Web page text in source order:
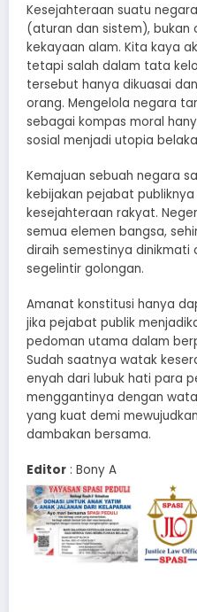
​Kesejahteraan suatu
(aturan dan sistem),
kekayaan alam. Kita kaya
tetapi salah dalam tata
tersebut hanya dikuasai
orang. Mengelola negara
sebagai kompas moral
sosial menjadi utopia
​Kemajuan sebuah negara
kebijakan pejabat
kesejahteraan rakyat.
semua elemen bangsa,
diraih semestinya dinikmati
segelintir golongan.
​Amanat konstitusi hanya
jika pejabat publik
pedoman utama dalam
Sudah saatnya watak
enyah dari lubuk hati para
menggantinya dengan
yang kuat demi
dambakan bersama.
Editor : Bony A